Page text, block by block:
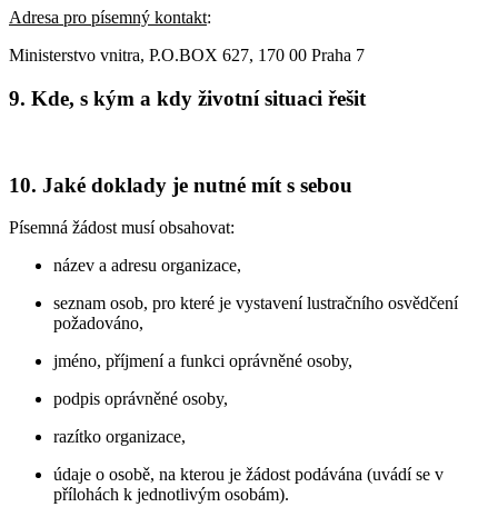
Adresa pro písemný kontakt:
Ministerstvo vnitra, P.O.BOX 627, 170 00 Praha 7
9. Kde, s kým a kdy životní situaci řešit
10. Jaké doklady je nutné mít s sebou
Písemná žádost musí obsahovat:
název a adresu organizace,
seznam osob, pro které je vystavení lustračního osvědčení
požadováno,
jméno, příjmení a funkci oprávněné osoby,
podpis oprávněné osoby,
razítko organizace,
údaje o osobě, na kterou je žádost podávána (uvádí se v
přílohách k jednotlivým osobám).